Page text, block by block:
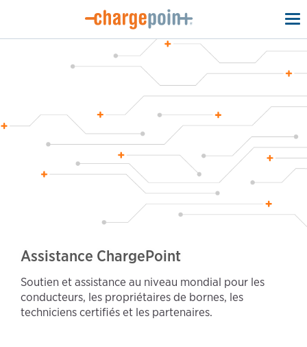
Assistance ChargePoint
Soutien et assistance au niveau mondial pour les
conducteurs, les propriétaires de bornes, les
techniciens certifiés et les partenaires.